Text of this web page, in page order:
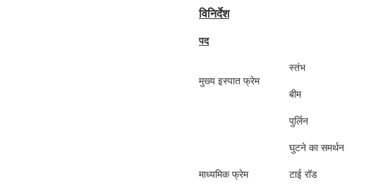
विनिर्देश
पद
मुख्य इस्पात फ्रेम
स्तंभ
बीम
माध्यमिक फ्रेम
पुर्लिन
घुटने का समर्थन
टाई रॉड